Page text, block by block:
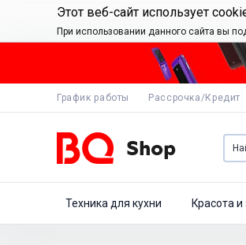
Этот веб-сайт использует
При использовании данного сайта вы
График работы Рассрочка/Кредит
Техника для кухни Красота